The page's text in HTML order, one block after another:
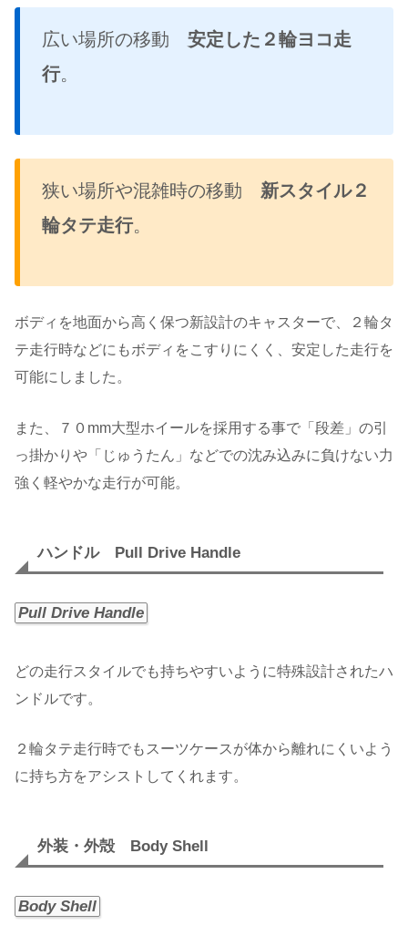
広い場所の移動 安定した２輪ヨコ走
行。
狭い場所や混雑時の移動 新スタイル２
輪タテ走行。
ボディを地面から高く保つ新設計のキャスターで、２輪タ
テ走行時などにもボディをこすりにくく、安定した走行を
可能にしました。
また、７０mm大型ホイールを採用する事で「段差」の引
っ掛かりや「じゅうたん」などでの沈み込みに負けない力
強く軽やかな走行が可能。
ハンドル Pull Drive Handle
Pull Drive Handle
どの走行スタイルでも持ちやすいように特殊設計されたハ
ンドルです。
２輪タテ走行時でもスーツケースが体から離れにくいよう
に持ち方をアシストしてくれます。
外装・外殻 Body Shell
Body Shell